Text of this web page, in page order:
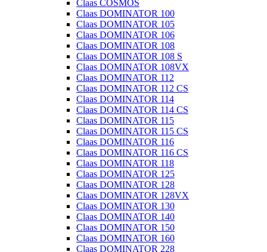
Claas COSMOS
Claas DOMINATOR 100
Claas DOMINATOR 105
Claas DOMINATOR 106
Claas DOMINATOR 108
Claas DOMINATOR 108 S
Claas DOMINATOR 108VX
Claas DOMINATOR 112
Claas DOMINATOR 112 CS
Claas DOMINATOR 114
Claas DOMINATOR 114 CS
Claas DOMINATOR 115
Claas DOMINATOR 115 CS
Claas DOMINATOR 116
Claas DOMINATOR 116 CS
Claas DOMINATOR 118
Claas DOMINATOR 125
Claas DOMINATOR 128
Claas DOMINATOR 128VX
Claas DOMINATOR 130
Claas DOMINATOR 140
Claas DOMINATOR 150
Claas DOMINATOR 160
Claas DOMINATOR 228